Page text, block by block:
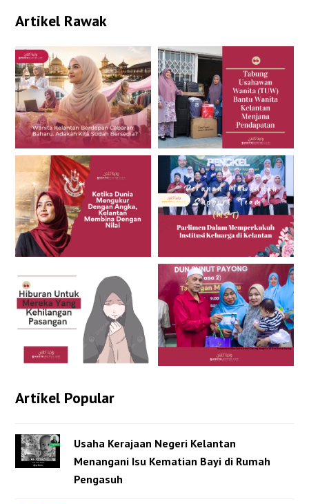
Artikel Rawak
Artikel Popular
Usaha Kerajaan Negeri Kelantan
Menangani Isu Kematian Bayi di Rumah
Pengasuh